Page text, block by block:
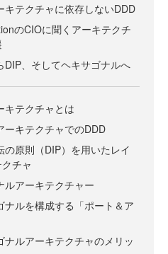
キテクチャに依存しないDDD
のCIOに聞くアーキテクチ
DIP、そしてヘキサゴナルへ
キテクチャとは
ーキテクチャでのDDD
の原則（DIP）を用いたレイ
チャ
ルアーキテクチャー
ナルを構成する「ポート＆ア
ナルアーキテクチャのメリッ